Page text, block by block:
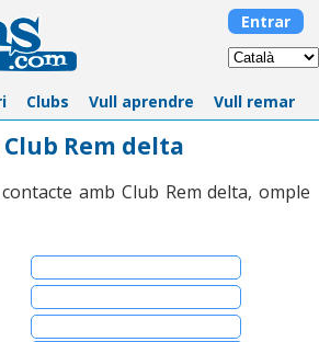
Rem delta
amb Club Rem delta, omple
Entrar
Clubs Vull aprendre Vull remar